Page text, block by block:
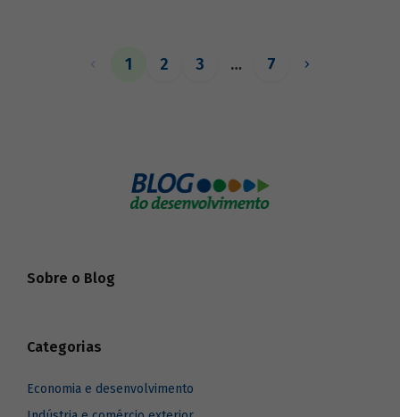
bancos de desenvolvimento, comparando
1 2 3 … 7
Sobre o Blog
Categorias
Economia e desenvolvimento